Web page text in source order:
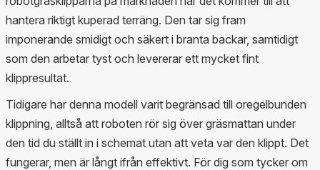
hantera riktigt kuperad terräng. Den tar sig fram
imponerande smidigt och säkert i branta backar, samtidigt
som den arbetar tyst och levererar ett mycket fint
klippresultat.
Tidigare har denna modell varit begränsad till oregelbunden
klippning, alltså att roboten rör sig över gräsmattan under
den tid du ställt in i schemat utan att veta var den klippt. Det
fungerar, men är långt ifrån effektivt. För dig som tycker om